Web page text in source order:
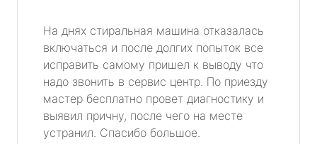
На днях стиральная машина отказалась
включаться и после долгих попыток все
исправить самому пришел к выводу что
надо звонить в сервис центр. По приезду
мастер бесплатно провет диагностику и
выявил причну, после чего на месте
устранил. Спасибо большое.